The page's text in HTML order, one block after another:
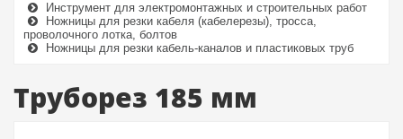
Инструмент для электромонтажных и строительных работ
Ножницы для резки кабеля (кабелерезы), тросса,
проволочного лотка, болтов
Ножницы для резки кабель-каналов и пластиковых труб
Труборез 185 мм